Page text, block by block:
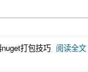
打包技巧 阅读全文